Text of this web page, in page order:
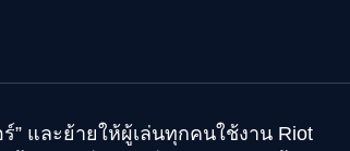
” และย้ายให้ผู้เล่นทุกคนใช้งาน Riot